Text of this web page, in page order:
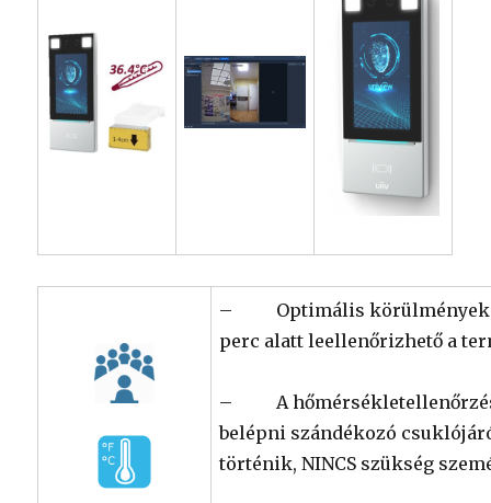
– Optimális körülmények
perc alatt leellenőrizhető a
– A
belépni szándékozó
történik, NINCS szükség